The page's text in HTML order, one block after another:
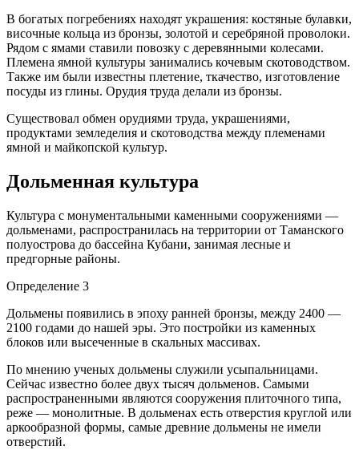
В богатых погребениях находят украшения: костяные булавки,
височные кольца из бронзы, золотой и серебряной проволоки.
Рядом с ямами ставили повозку с деревянными колесами.
Племена ямной культуры занимались кочевым скотоводством.
Также им были известны плетение, ткачество, изготовление
посуды из глины. Орудия труда делали из бронзы.
Существовал обмен орудиями труда, украшениями,
продуктами земледелия и скотоводства между племенами
ямной и майкопской культур.
Дольменная культура
Культура с монументальными каменными сооружениями —
дольменами, распространилась на территории от Таманского
полуострова до бассейна Кубани, занимая лесные и
предгорные районы.
Определение 3
Дольмены появились в эпоху ранней бронзы, между 2400 —
2100 годами до нашей эры. Это постройки из каменных
блоков или высеченные в скальных массивах.
По мнению ученых дольмены служили усыпальницами.
Сейчас известно более двух тысяч дольменов. Самыми
распространенными являются сооружения плиточного типа,
реже — монолитные. В дольменах есть отверстия круглой или
аркообразной формы, самые древние дольмены не имели
отверстий.